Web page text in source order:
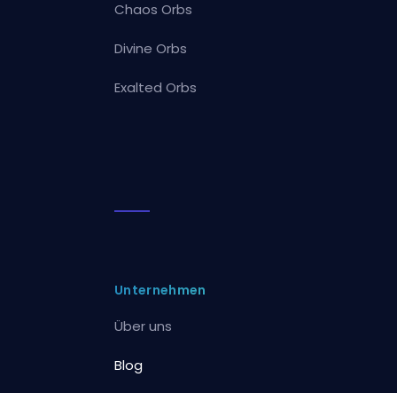
Chaos Orbs
Divine Orbs
Exalted Orbs
Unternehmen
Über uns
Blog